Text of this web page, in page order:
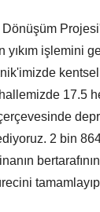
yıkım işlemini
kentsel
17.5
2 bin